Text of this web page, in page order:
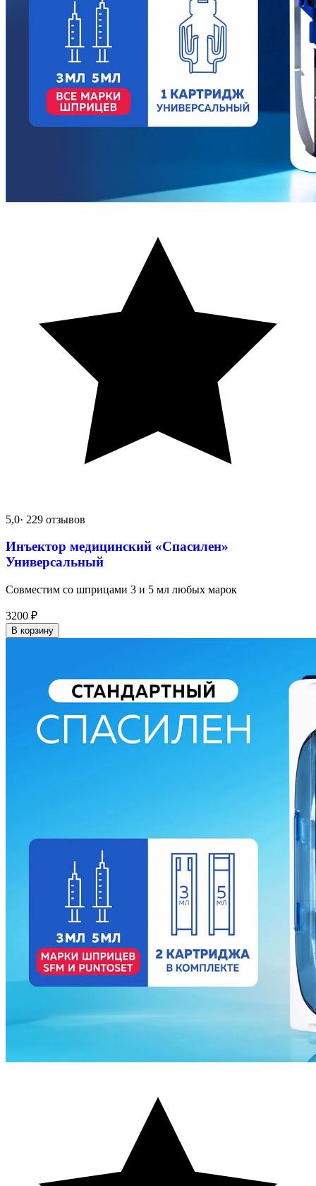
5,0· 229 отзывов
Инъектор медицинский «Спасилен»
Универсальный
Совместим со шприцами 3 и 5 мл любых марок
3200 ₽
В корзину